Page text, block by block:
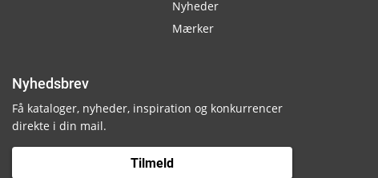
Nyheder
Mærker
Nyhedsbrev
Få kataloger, nyheder, inspiration og konkurrencer
direkte i din mail.
Tilmeld